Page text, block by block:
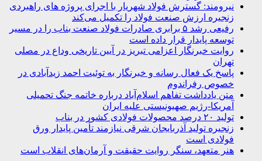
نیرومند: گسترش فولاد شهریار با اجرای پروژه های راهبردی
زنجیره ارزش صنعت فولاد را تکمیل می‌کند
رفیعی رشد ۵ برابری صادرات فولاد صنعت بناب را در مسیر
توسعه پایدار قرار داده است
روایت خبرنگار اعزامی تبریز در آیین تاریخی وداع در مصلی
تهران
پاسخ یک فعال رسانه و خبرنگار به توئیت احمد زیدآبادی در
خصوص رفراندوم
متن یادداشت تفاهم اسلام‌آباد درباره خاتمه جنگ تحمیلی
آمریکا-رژیم صهیونیستی علیه ایران
تولید ۲۰ درصد محصولات فولادی کشور در بناب
زنجیره تولید آذربایجان شرقی نیازمند تأمین پایدار ورق
فولادی است
هنر متعهد، سنگر روایت حقیقت و آرمان‌های انقلاب است